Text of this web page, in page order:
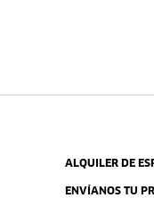
ALQUILER DE
ENVÍANOS TU